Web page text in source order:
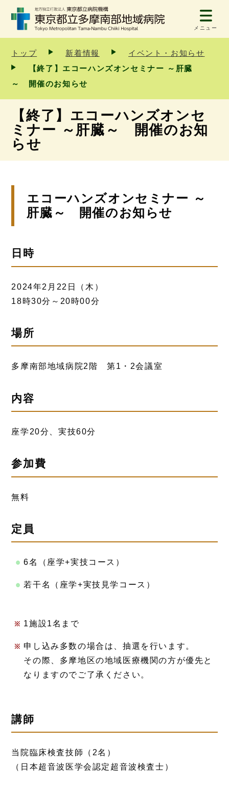
メニュー
トップ 新着情報
イベント・お知らせ
【終了】エコーハンズオンセミナー ～肝臓
～ 開催のお知らせ
【終了】エコーハンズオンセ
ミナー ～肝臓～ 開催のお知
らせ
エコーハンズオンセミナー ～
肝臓～ 開催のお知らせ
日時
2024年2月22日（木）
18時30分～20時00分
場所
多摩南部地域病院2階 第1・2会議室
内容
座学20分、実技60分
参加費
無料
定員
6名（座学+実技コース）
若干名（座学+実技見学コース）
1施設1名まで
申し込み多数の場合は、抽選を行います。
その際、多摩地区の地域医療機関の方が優先と
なりますのでご了承ください。
講師
当院臨床検査技師（2名）
（日本超音波医学会認定超音波検査士）